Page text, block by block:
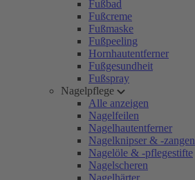
Fußbad
Fußcreme
Fußmaske
Fußpeeling
Hornhautentferner
Fußgesundheit
Fußspray
Nagelpflege
Alle anzeigen
Nagelfeilen
Nagelhautentferner
Nagelknipser & -zangen
Nagelöle & -pflegestifte
Nagelscheren
Nagelhärter